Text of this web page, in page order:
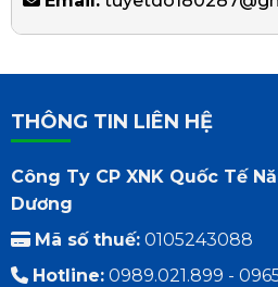
THÔNG TIN LIÊN HỆ
Công Ty CP XNK Quốc Tế
Dương
Mã số thuế:0105243088
Hotline:0989.021.899 -